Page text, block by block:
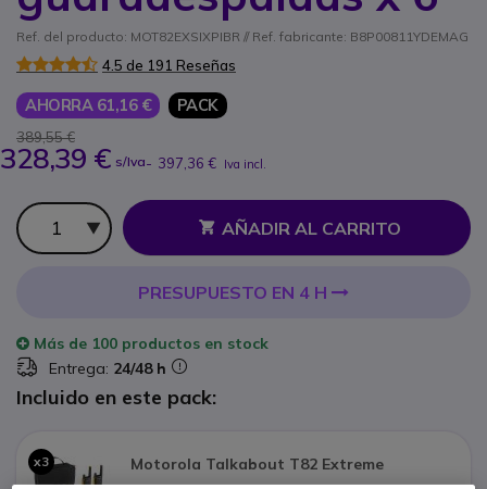
Ref. del producto: MOT82EXSIXPIBR // Ref. fabricante: B8P00811YDEMAG
4.5 de 191 Reseñas
AHORRA 61,16 € PACK
389,55 €
328,39 € s/Iva- 397,36 € Iva incl.
Cantidad
AÑADIR AL CARRITO
PRESUPUESTO EN 4 H
Más de 100 productos en stock
Entrega: 24/48 h
Incluido en este pack:
x3 Motorola Talkabout T82 Extreme